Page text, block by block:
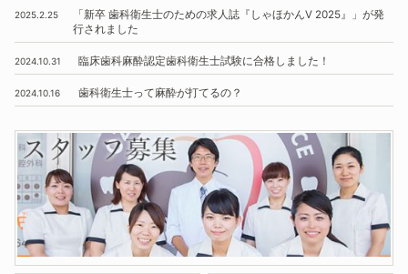
2025.2.25 「新卒 歯科衛生士のための求人誌『しゃほかんV 2025』」 が発
行されました
2024.10.31 臨床歯科麻酔認定歯科衛生士試験に合格しました！
2024.10.16 歯科衛生士って麻酔が打てるの？